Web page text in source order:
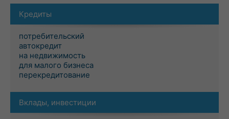
Кредиты
потребительский
автокредит
на недвижимость
для малого бизнеса
перекредитование
Вклады, инвестиции